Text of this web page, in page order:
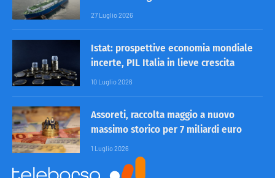
27 Luglio 2026
Istat: prospettive economia mondiale
incerte, PIL Italia in lieve crescita
10 Luglio 2026
Assoreti, raccolta maggio a nuovo
massimo storico per 7 miliardi euro
1 Luglio 2026